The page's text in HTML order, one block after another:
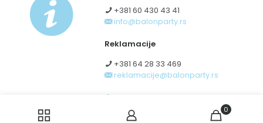
+381 60 430 43 41
info@balonparty.rs
Reklamacije
+381 64 28 33 469
reklamacije@balonparty.rs
ugovora zaključenog na daljinu0